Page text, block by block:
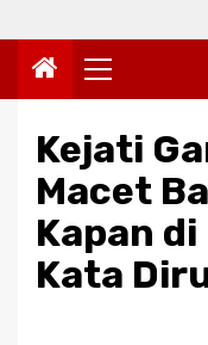
Primary
Menu
Kejati
Macet
Kapan
Kata